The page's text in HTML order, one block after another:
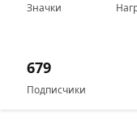
Значки
Подписчики
679